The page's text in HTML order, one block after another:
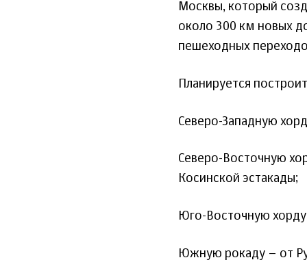
Москвы, который
около 300 км новых
пешеходных
Планируется
Северо-Западную
Северо-Восточную
Косинской эстакады;
Юго-Восточную
Южную рокаду – от